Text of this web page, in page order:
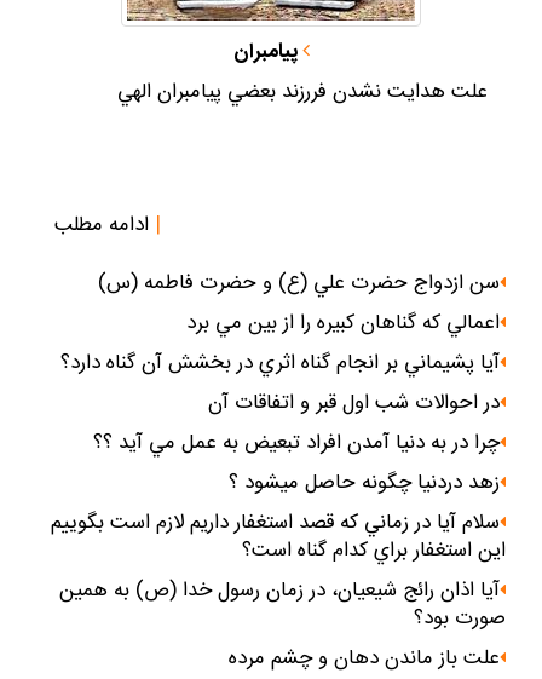
پيامبران
علت هدايت نشدن فررزند بعضي پيامبران الهي
| ادامه مطلب
سن ازدواج حضرت علي (ع) و حضرت فاطمه (س)
اعمالي كه گناهان كبيره را از بين مي برد
آيا پشيماني بر انجام گناه اثري در بخشش آن گناه دارد؟
در احوالات شب اول قبر و اتفاقات آن
چرا در به دنيا آمدن افراد تبعيض به عمل مي آيد ؟؟
زهد دردنيا چگونه حاصل ميشود ؟
سلام آيا در زماني كه قصد استغفار داريم لازم است بگوييم
اين استغفار براي كدام گناه است؟
آيا اذان رائج شيعيان، در زمان رسول خدا (ص) به همين
صورت بود؟
علت باز ماندن دهان و چشم مرده